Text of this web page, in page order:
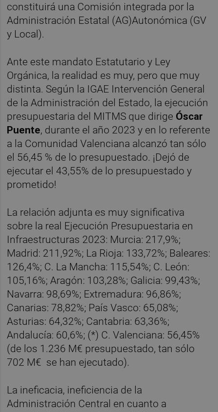
constituirá una Comisión integrada por la
Administración Estatal (AG)Autonómica (GV
y Local).
Ante este mandato Estatutario y Ley
Orgánica, la realidad es muy, pero que muy
distinta. Según la IGAE Intervención General
de la Administración del Estado, la ejecución
presupuestaria del MITMS que dirige Óscar
Puente, durante el año 2023 y en lo referente
a la Comunidad Valenciana alcanzó tan sólo
el 56,45 % de lo presupuestado. ¡Dejó de
ejecutar el 43,55% de lo presupuestado y
prometido!
La relación adjunta es muy significativa
sobre la real Ejecución Presupuestaria en
Infraestructuras 2023: Murcia: 217,9%;
Madrid: 211,92%; La Rioja: 133,72%; Baleares:
126,4%; C. La Mancha: 115,54%; C. León:
105,16%; Aragón: 103,28%; Galicia: 99,43%;
Navarra: 98,69%; Extremadura: 96,86%;
Canarias: 78,82%; País Vasco: 65,08%;
Asturias: 64,32%; Cantabria: 63,36%;
Andalucía: 60,6%; (*) C. Valenciana: 56,45%
(de los 1.236 M€ presupuestado, tan sólo
702 M€ se han ejecutado).
La ineficacia, ineficiencia de la
Administración Central en cuanto a